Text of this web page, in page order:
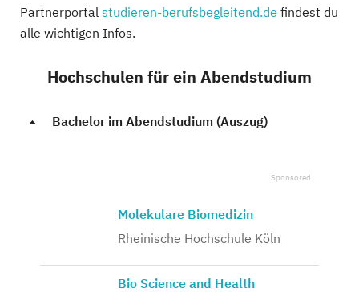
Partnerportal studieren-berufsbegleitend.de findest du
alle wichtigen Infos.
Hochschulen für ein Abendstudium
Bachelor im Abendstudium (Auszug)
Molekulare Biomedizin
Rheinische Hochschule Köln
Bio Science and Health